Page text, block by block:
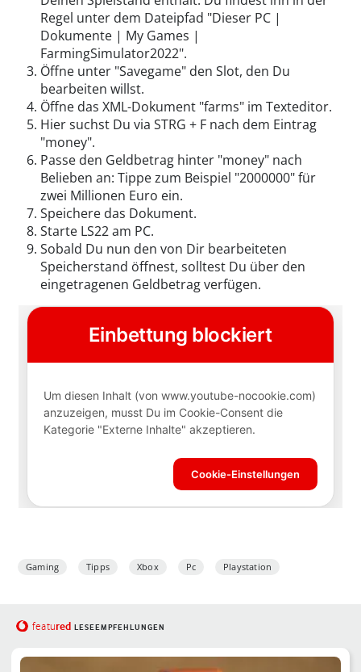
Regel unter dem Dateipfad "Dieser PC |
Dokumente | My Games |
FarmingSimulator2022".
Öffne unter "Savegame" den Slot, den Du
bearbeiten willst.
Öffne das XML-Dokument "farms" im Texteditor.
Hier suchst Du via STRG + F nach dem Eintrag
"money".
Passe den Geldbetrag hinter "money" nach
Belieben an: Tippe zum Beispiel "2000000" für
zwei Millionen Euro ein.
Speichere das Dokument.
Starte LS22 am PC.
Sobald Du nun den von Dir bearbeiteten
Speicherstand öffnest, solltest Du über den
eingetragenen Geldbetrag verfügen.
Gaming Tipps Xbox Pc Playstation
featured LESEEMPFEHLUNGEN